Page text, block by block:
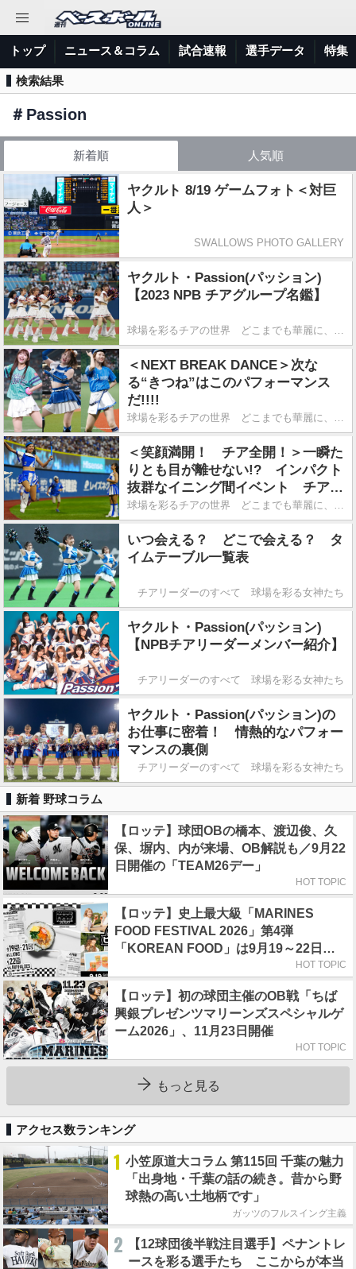
トップ ニュース＆コラム 試合速報 選手データ 特集
検索結果
＃ Passion
新着順 人気順
ヤクルト 8/19 ゲームフォト＜対巨
人＞
SWALLOWS PHOTO GALLERY
ヤクルト・Passion(パッション)
【2023 NPB チアグループ名鑑】
球場を彩るチアの世界 どこまでも華麗に、舞い踊る！
＜NEXT BREAK DANCE＞次な
る“きつね”はこのパフォーマンス
だ!!!!
球場を彩るチアの世界 どこまでも華麗に、舞い踊る！
＜笑顔満開！ チア全開！＞一瞬た
りとも目が離せない!? インパクト
抜群なイニング間イベント チアの
お仕事調べます！
球場を彩るチアの世界 どこまでも華麗に、舞い踊る！
いつ会える？ どこで会える？ タ
イムテーブル一覧表
チアリーダーのすべて 球場を彩る女神たち
ヤクルト・Passion(パッション)
【NPBチアリーダーメンバー紹介】
チアリーダーのすべて 球場を彩る女神たち
ヤクルト・Passion(パッション)の
お仕事に密着！ 情熱的なパフォー
マンスの裏側
チアリーダーのすべて 球場を彩る女神たち
新着 野球コラム
【ロッテ】球団OBの橋本、渡辺俊、久
保、塀内、内が来場、OB解説も／9月22
日開催の「TEAM26デー」
HOT TOPIC
【ロッテ】史上最大級「MARINES
FOOD FESTIVAL 2026」第4弾
「KOREAN FOOD」は9月19～22日／
HOT TOPIC
【ロッテ】初の球団主催のOB戦「ちば
興銀プレゼンツマリーンズスペシャルゲ
ーム2026」、11月23日開催
HOT TOPIC
もっと見る
アクセス数ランキング
1 小笠原道大コラム 第115回 千葉の魅力
「出身地・千葉の話の続き。昔から野
球熱の高い土地柄です」
ガッツのフルスイング主義
2
【12球団後半戦注目選手】ペナントレ
ースを彩る選手たち ここからが本当